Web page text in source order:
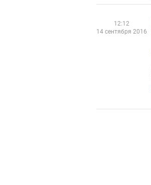
12:12
14 сентября 2016